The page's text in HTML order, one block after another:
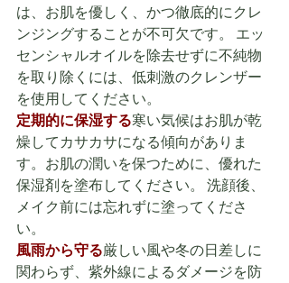
は、お肌を優しく、かつ徹底的にクレ
ンジングすることが不可欠です。 エッ
センシャルオイルを除去せずに不純物
を取り除くには、低刺激のクレンザー
を使用してください。
定期的に保湿する寒い気候はお肌が乾
燥してカサカサになる傾向がありま
す。お肌の潤いを保つために、優れた
保湿剤を塗布してください。 洗顔後、
メイク前には忘れずに塗ってくださ
い。
風雨から守る厳しい風や冬の日差しに
関わらず、紫外線によるダメージを防